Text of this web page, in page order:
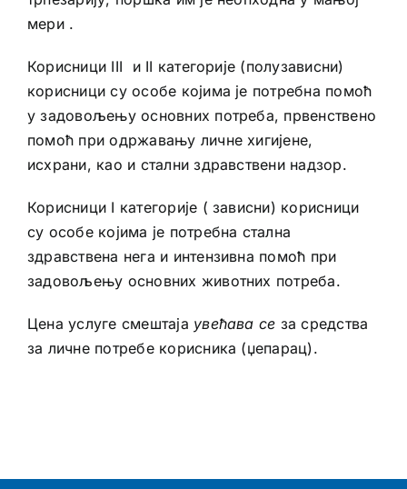
мери .
Корисници III и II категорије (полузависни)
корисници су особе којима је потребна помоћ
у задовољењу основних потреба, првенствено
помоћ при одржавању личне хигијене,
исхрани, као и стални здравствени надзор.
Корисници I категорије ( зависни) корисници
су особе којима је потребна стална
здравствена нега и интензивна помоћ при
задовољењу основних животних потреба.
Цена услуге смештаја увећава се за средства
за личне потребе корисника (џепарац).